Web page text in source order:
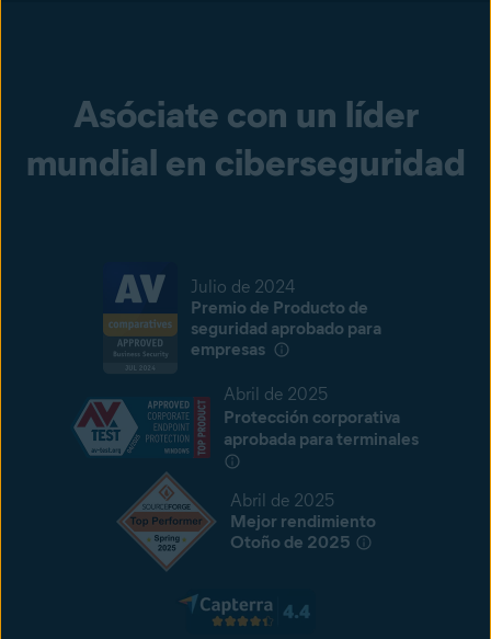
Asóciate con un líder
mundial en ciberseguridad
Julio de 2024
Premio de Producto de
seguridad aprobado para
empresas
Abril de 2025
Protección corporativa
aprobada para terminales
Abril de 2025
Mejor rendimiento
Otoño de 2025